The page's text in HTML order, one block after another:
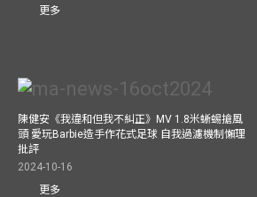
更多
陳健安《我違和但我不糾正》MV 1.8米蜥蜴搶風
頭 愛玩Barbie造手作花式足球 自我過濾機制懶理
批評
2024-10-16
更多